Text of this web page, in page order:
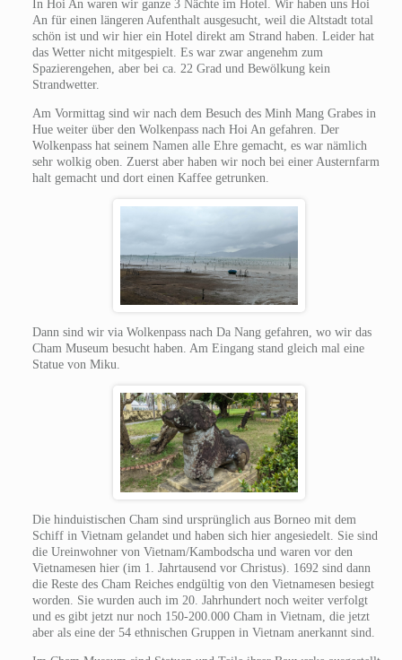
In Hoi An waren wir ganze 3 Nächte im Hotel. Wir haben uns Hoi
An für einen längeren Aufenthalt ausgesucht, weil die Altstadt total
schön ist und wir hier ein Hotel direkt am Strand haben. Leider hat
das Wetter nicht mitgespielt. Es war zwar angenehm zum
Spazierengehen, aber bei ca. 22 Grad und Bewölkung kein
Strandwetter.
Am Vormittag sind wir nach dem Besuch des Minh Mang Grabes in
Hue weiter über den Wolkenpass nach Hoi An gefahren. Der
Wolkenpass hat seinem Namen alle Ehre gemacht, es war nämlich
sehr wolkig oben. Zuerst aber haben wir noch bei einer Austernfarm
halt gemacht und dort einen Kaffee getrunken.
Dann sind wir via Wolkenpass nach Da Nang gefahren, wo wir das
Cham Museum besucht haben. Am Eingang stand gleich mal eine
Statue von Miku.
Die hinduistischen Cham sind ursprünglich aus Borneo mit dem
Schiff in Vietnam gelandet und haben sich hier angesiedelt. Sie sind
die Ureinwohner von Vietnam/Kambodscha und waren vor den
Vietnamesen hier (im 1. Jahrtausend vor Christus). 1692 sind dann
die Reste des Cham Reiches endgültig von den Vietnamesen besiegt
worden. Sie wurden auch im 20. Jahrhundert noch weiter verfolgt
und es gibt jetzt nur noch 150-200.000 Cham in Vietnam, die jetzt
aber als eine der 54 ethnischen Gruppen in Vietnam anerkannt sind.